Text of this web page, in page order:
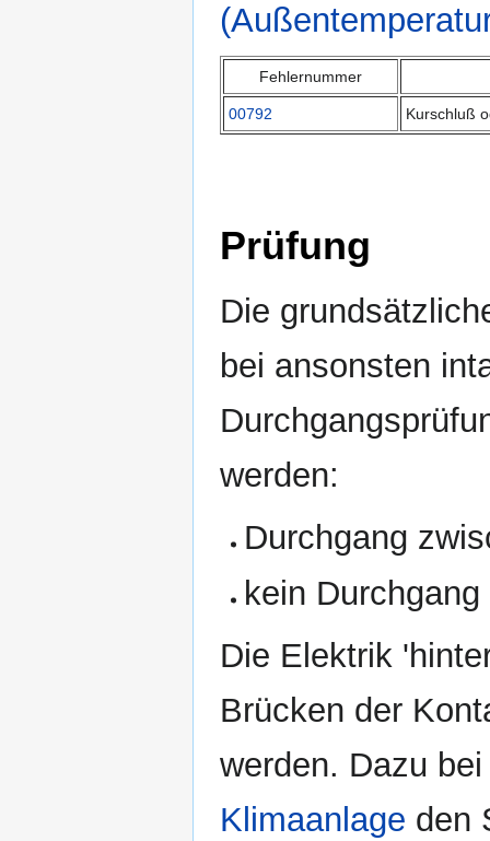
Fehlernummer
00792 Kurschluß
Prüfung
Die
bei ansonsten
werden:
Durchgang
kein
Die Elektrik
Brücken der
werden. Dazu
Klimaanlage den